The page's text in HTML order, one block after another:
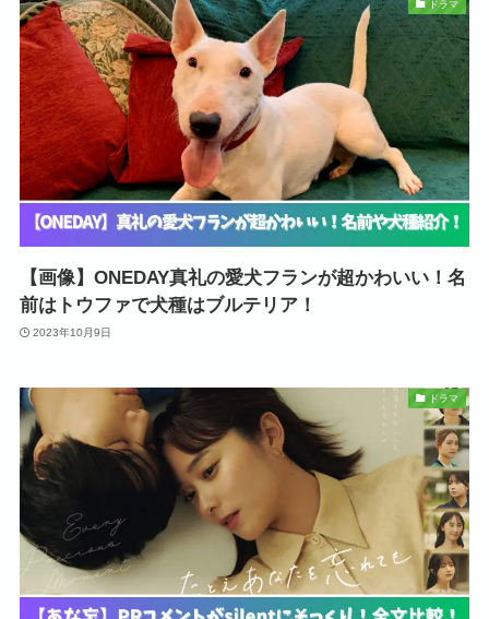
ドラマ
【画像】ONEDAY真礼の愛犬フランが超かわいい！名
前はトウファで犬種はブルテリア！
2023年10月9日
ドラマ